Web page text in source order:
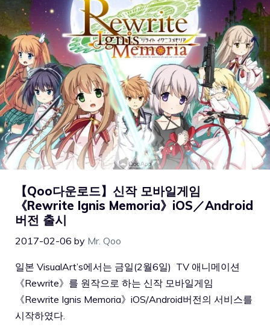
【Qoo다운로드】신작 모바일게임
《Rewrite Ignis Memoria》iOS／Android
버전 출시
2017-02-06 by Mr. Qoo
일본 VisualArt’s에서는 금일(2월6일) TV 애니메이션
《Rewrite》를 원작으로 하는 신작 모바일게임
《Rewrite Ignis Memoria》iOS/Android버전의 서비스를
시작하였다.